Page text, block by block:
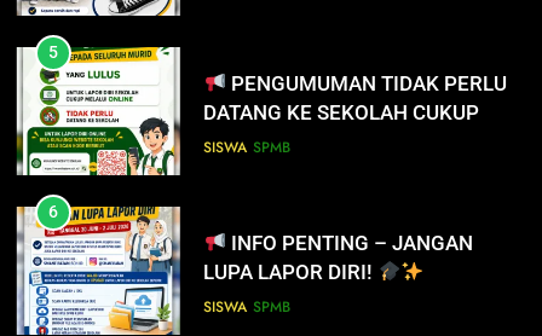
5
PENGUMUMAN TIDAK PERLU
DATANG KE SEKOLAH CUKUP
MELALUI ONLINE
SISWA SPMB
6
INFO PENTING – JANGAN
LUPA LAPOR DIRI!
SISWA SPMB
5
PENGUMUMAN TIDAK PERLU
DATANG KE SEKOLAH CUKUP